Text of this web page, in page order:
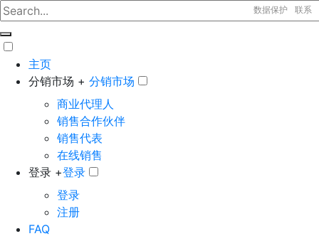
数据保护 联系
主页
分销市场 + 分销市场
商业代理人
销售合作伙伴
销售代表
在线销售
登录 +登录
登录
注册
FAQ